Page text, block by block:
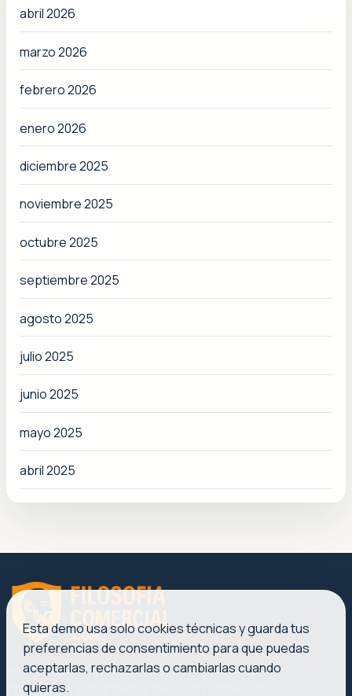
abril 2026
marzo 2026
febrero 2026
enero 2026
diciembre 2025
noviembre 2025
octubre 2025
septiembre 2025
agosto 2025
julio 2025
junio 2025
mayo 2025
abril 2025
Ventas, liderazgo y marketing con una voz clara,
profesional y orientada a dirección comercial.
Esta demo usa solo cookies técnicas y guarda tus
preferencias de consentimiento para que puedas
aceptarlas, rechazarlas o cambiarlas cuando
quieras.